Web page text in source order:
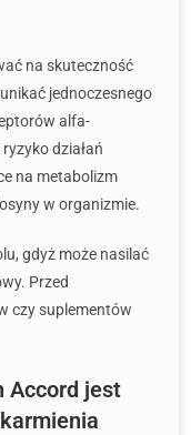
na skuteczność
jednoczesnego
alfa-
działań
na metabolizm
w organizmie.
gdyż może nasilać
Przed
czy suplementów
Accord jest